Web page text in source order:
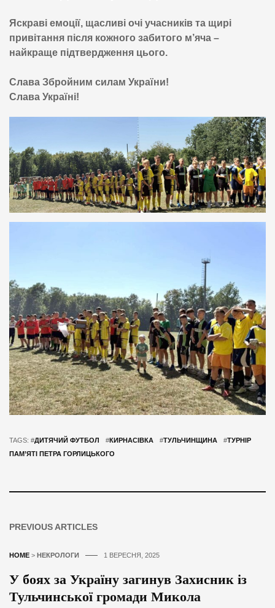
Яскраві емоції, щасливі очі учасників та щирі
привітання після кожного забитого м’яча –
найкраще підтвердження цього.
Слава Збройним силам України!
Слава Україні!
TAGS: #ДИТЯЧИЙ ФУТБОЛ #КИРНАСІВКА #ТУЛЬЧИНЩИНА #ТУРНІР
ПАМ’ЯТІ ПЕТРА ГОРЛИЦЬКОГО
PREVIOUS ARTICLES
HOME > НЕКРОЛОГИ 1 ВЕРЕСНЯ, 2025
У боях за Україну загинув Захисник із
Тульчинської громади Микола